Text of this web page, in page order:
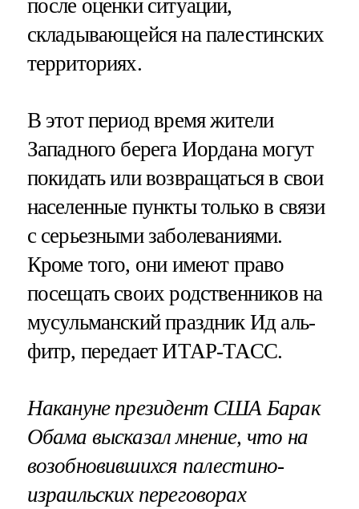
после оценки ситуации,
складывающейся на палестинских
территориях.
В этот период время жители
Западного берега Иордана могут
покидать или возвращаться в свои
населенные пункты только в связи
с серьезными заболеваниями.
Кроме того, они имеют право
посещать своих родственников на
мусульманский праздник Ид аль-
фитр, передает ИТАР-ТАСС.
Накануне президент США Барак
Обама высказал мнение, что на
возобновившихся палестино-
израильских переговорах